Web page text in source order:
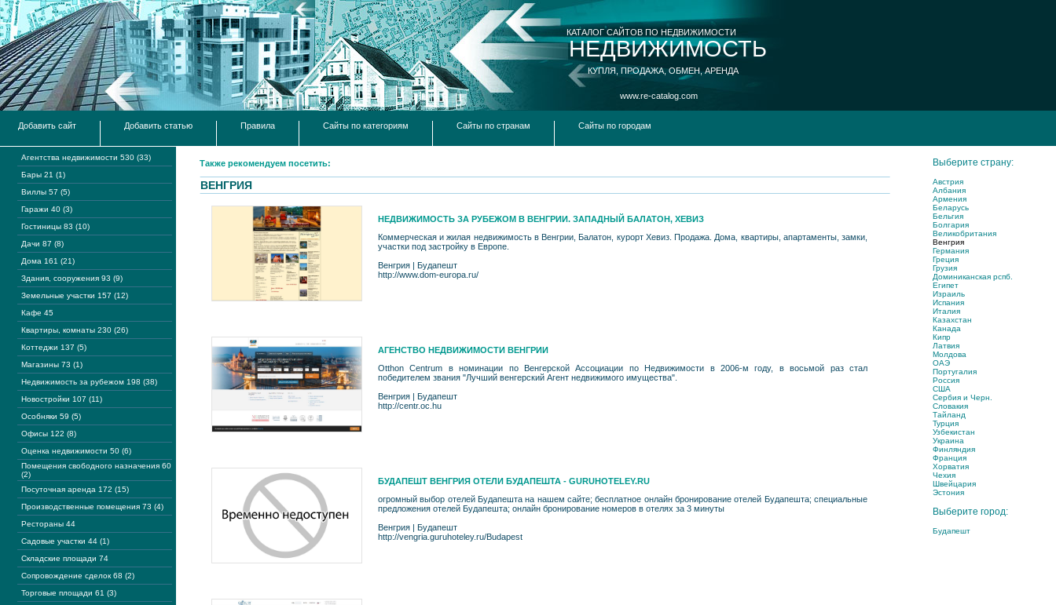
КАТАЛОГ САЙТОВ ПО НЕДВИЖИМОСТИ
НЕДВИЖИМОСТЬ
КУПЛЯ, ПРОДАЖА, ОБМЕН, АРЕНДА
www.re-catalog.com
Добавить сайт Добавить статью Правила Сайты по категориям Сайты по странам Сайты по городам
Агентства недвижимости 530 (33)
Бары 21 (1)
Виллы 57 (5)
Гаражи 40 (3)
Гостиницы 83 (10)
Дачи 87 (8)
Дома 161 (21)
Здания, сооружения 93 (9)
Земельные участки 157 (12)
Кафе 45
Квартиры, комнаты 230 (26)
Коттеджи 137 (5)
Магазины 73 (1)
Недвижимость за рубежом 198 (38)
Новостройки 107 (11)
Особняки 59 (5)
Офисы 122 (8)
Оценка недвижимости 50 (6)
Помещения свободного назначения 60
(2)
Посуточная аренда 172 (15)
Производственные помещения 73 (4)
Рестораны 44
Садовые участки 44 (1)
Складские площади 74
Сопровождение сделок 68 (2)
Торговые площади 61 (3)
Также рекомендуем посетить:
ВЕНГРИЯ
НЕДВИЖИМОСТЬ ЗА РУБЕЖОМ В ВЕНГРИИ. ЗАПАДНЫЙ БАЛАТОН, ХЕВИЗ
Коммерческая и жилая недвижимость в Венгрии, Балатон, курорт Хевиз. Продажа. Дома, квартиры, апартаменты, замки,
участки под застройку в Европе.
Венгрия | Будапешт
http://www.dom-europa.ru/
АГЕНСТВО НЕДВИЖИМОСТИ ВЕНГРИИ
Otthon Centrum в номинации по Венгерской Ассоциации по Недвижимости в 2006-м году, в восьмой раз стал
победителем звания "Лучший венгерский Агент недвижимого имущества".
Венгрия | Будапешт
http://centr.oc.hu
БУДАПЕШТ ВЕНГРИЯ ОТЕЛИ БУДАПЕШТА - GURUHOTELEY.RU
огромный выбор отелей Будапешта на нашем сайте; бесплатное онлайн бронирование отелей Будапешта; специальные
предложения отелей Будапешта; онлайн бронирование номеров в отелях за 3 минуты
Венгрия | Будапешт
http://vengria.guruhoteley.ru/Budapest
Выберите страну:
Австрия
Албания
Армения
Беларусь
Бельгия
Болгария
Великобритания
Венгрия
Германия
Греция
Грузия
Доминиканская рспб.
Египет
Израиль
Испания
Италия
Казахстан
Канада
Кипр
Латвия
Молдова
ОАЭ
Португалия
Россия
США
Сербия и Черн.
Словакия
Тайланд
Турция
Узбекистан
Украина
Финляндия
Франция
Хорватия
Чехия
Швейцария
Эстония
Выберите город:
Будапешт